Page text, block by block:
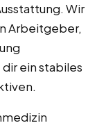
Wir
Arbeitgeber,
ein stabiles